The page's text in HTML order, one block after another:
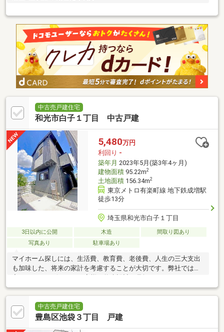
中古売戸建住宅
和光市白子１丁目 中古戸建
5,480万円
利回り -
築年月 2023年5月(築3年4ヶ月)
建物面積95.22m2
土地面積156.34m2
東京メトロ有楽町線 地下鉄成増駅
徒歩13分
埼玉県和光市白子１丁目
3日以内に公開 木造
間取り図あり
写真あり
駐車場あり
マイホーム探しには、生活費、教育費、老後費、人生の三大支出
も加味した、将来の家計を考慮することが大切です。弊社では住
宅FPアドバイザーが、お客様の将来設計を見据えたコンサルティ
ングを実施します。
中古売戸建住宅
豊島区池袋３丁目 戸建